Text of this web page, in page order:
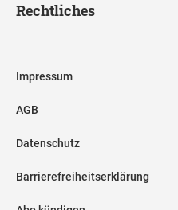
Rechtliches
Impressum
AGB
Datenschutz
Barrierefreiheitserklärung